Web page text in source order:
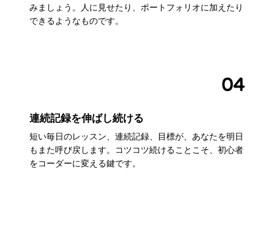
みましょう。人に見せたり、ポートフォリオに加えたり
できるようなものです。
04
連続記録を伸ばし続ける
短い毎日のレッスン、連続記録、目標が、あなたを明日
もまた呼び戻します。コツコツ続けることこそ、初心者
をコーダーに変える鍵です。